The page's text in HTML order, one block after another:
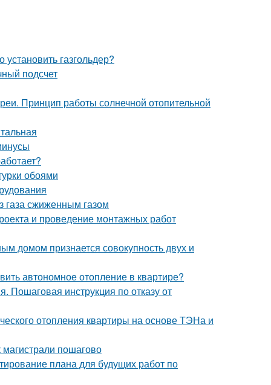
газгольдер?
подсчет
Принцип работы солнечной отопительной
обоями
газа сжиженным газом
и проведение монтажных работ
домом признается совокупность двух и
автономное отопление в квартире?
Пошаговая инструкция по отказу от
отопления квартиры на основе ТЭНа и
пошагово
плана для будущих работ по